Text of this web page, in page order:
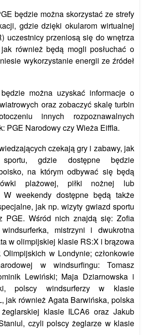
będzie można skorzystać ze strefy
gdzie dzięki okularom wirtualnej
uczestnicy przeniosą się do wnętrza
również będą mogli posłuchać o
wykorzystanie energii ze źródeł
można uzyskać informacje o
oraz zobaczyć skalę turbin
innych rozpoznawalnych
PGE Narodowy czy Wieża Eiffla.
czekają gry i zabawy, jak
gdzie dostępne będzie
na którym odbywać się będą
plażowej, piłki nożnej lub
W weekendy dostępne będą także
jak np. wizyty gwiazd sportu
PGE. Wśród nich znajdą się: Zofia
mistrzyni i dwukrotna
w olimpijskiej klasie RS:X i brązowa
Olimpijskich w Londynie; członkowie
w windsurfingu: Tomasz
Lewiński; Maja Dziarnowska i
polscy windsurferzy w klasie
jak również Agata Barwińska, polska
klasie ILCA6 oraz Jakub
czyli polscy żeglarze w klasie